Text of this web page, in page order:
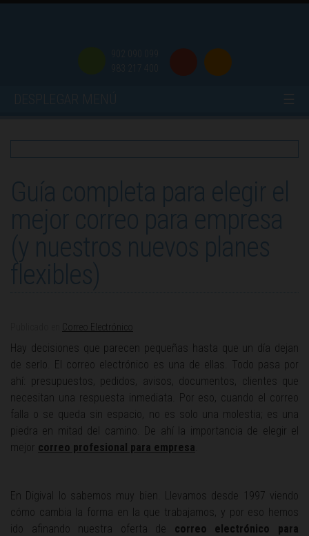
Correo Electrónico
Hay decisiones que parecen pequeñas hasta que un día dejan
de serlo. El correo electrónico es una de ellas. Todo pasa por
ahí: presupuestos, pedidos, avisos, documentos, clientes que
necesitan una respuesta inmediata. Por eso, cuando el correo
falla o se queda sin espacio, no es solo una molestia; es una
piedra en mitad del camino. De ahí la importancia de elegir el
mejor correo profesional para empresa
En Digival lo sabemos muy bien. Llevamos desde 1997 viendo
cómo cambia la forma en la que trabajamos, y por eso hemos
ido afinando nuestra oferta de correo electrónico para